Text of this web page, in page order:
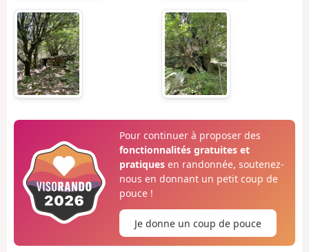
Pour continuer à proposer des
fonctionnalités gratuites et
pratiquesen randonnée, soutenez-
nous en donnant un petit coup de
pouce !
Je donne un coup de pouce